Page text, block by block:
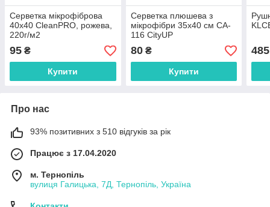
Серветка мікрофіброва
40x40 CleanPRO, рожева,
220г/м2
95 ₴
Купити
Серветка плюшева з
мікрофібри 35x40 см CA-
116 CityUP
80₴
Купити
485
Про нас
93% позитивних з 510 відгуків за рік
Працює з 17.04.2020
м. Тернопіль
вулиця Галицька, 7Д, Тернопіль, Україна